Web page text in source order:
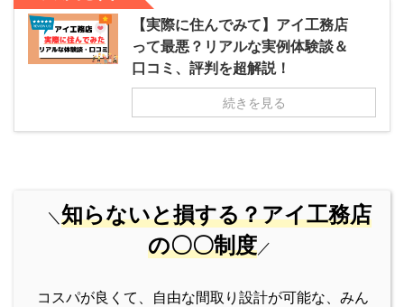
【実際に住んでみて】アイ工務店
って最悪？リアルな実例体験談＆
口コミ、評判を超解説！
続きを見る
＼ 知らないと損する？アイ工務店
の〇〇制度／
コスパが良くて、自由な間取り設計が可能な、みん